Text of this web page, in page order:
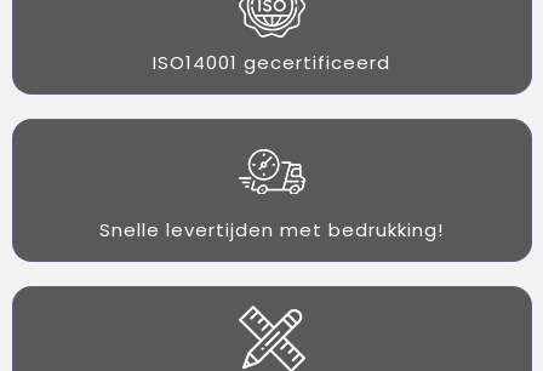
ISO14001 gecertificeerd
Snelle levertijden met bedrukking!